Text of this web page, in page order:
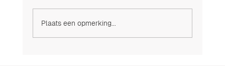
Plaats een opmerking...